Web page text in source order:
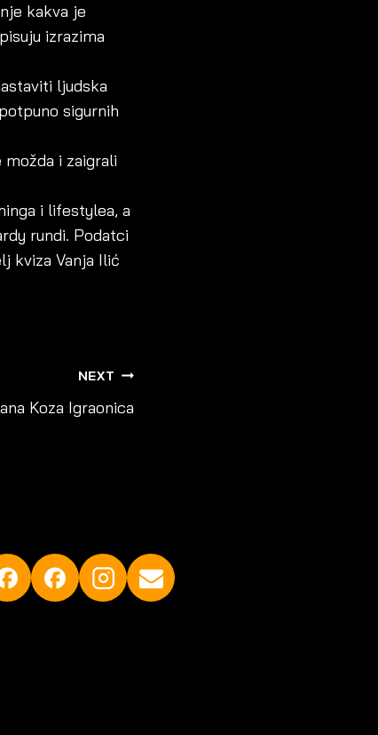
kakva je
izrazima
ljudska
sigurnih
možda i zaigrali
i lifestylea, a
rundi. Podatci
kviza Vanja Ilić
NEXT
Koza Igraonica